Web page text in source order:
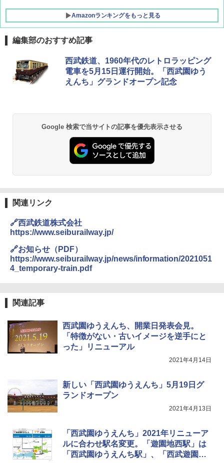
Amazonランキングをもっと見る
編集部のおすすめ記事
西武鉄道、1960年代のレトロラッピング
電車を5月15日運行開始。「西武園ゆう
えんち」グランドオープン記念
Google 検索で当サイトの記事を優先表示させる
関連リンク
🔗西武鉄道株式会社
https://www.seiburailway.jp/
🔗お知らせ（PDF）
https://www.seiburailway.jp/news/information/2021051
4_temporary-train.pdf
関連記事
西武園ゆうえんち、開業日発表会見。
「特徴がない・古いイメージを逆手にと
った」リニューアル
2021年4月14日
新しい「西武園ゆうえんち」5月19日グ
ランドオープン
2021年4月13日
「西武園ゆうえんち」2021年リニューア
ルに合わせ駅名変更。「遊園地西駅」は
「西武園ゆうえんち駅」、「西武遊園地